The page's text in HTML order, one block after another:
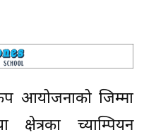
आयोजनाको जिम्मा
च्याम्पियन